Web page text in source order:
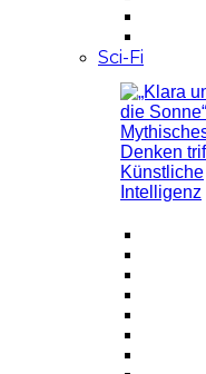
Sci-Fi